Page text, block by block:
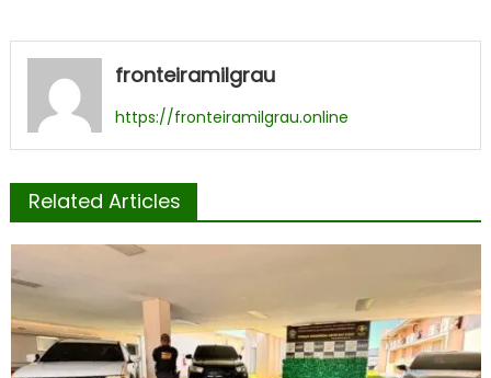
fronteiramilgrau
https://fronteiramilgrau.online
Related Articles